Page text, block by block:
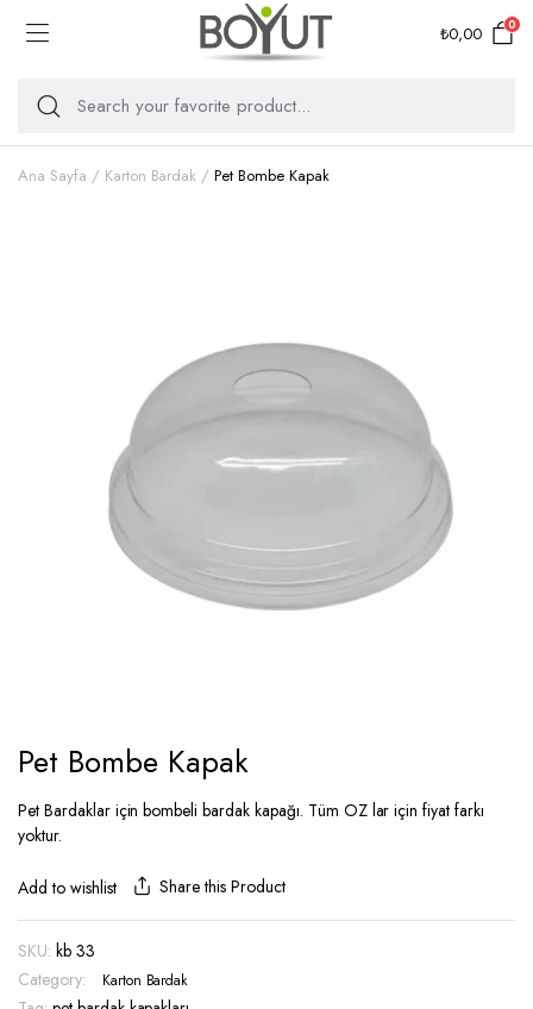
₺0,00 0
Ana Sayfa Karton Bardak Pet Bombe Kapak
Pet Bombe Kapak
Pet Bardaklar için bombeli bardak kapağı. Tüm OZ lar için fiyat farkı
yoktur.
Add to wishlist Share this Product
SKU: kb 33
Category:
Karton Bardak